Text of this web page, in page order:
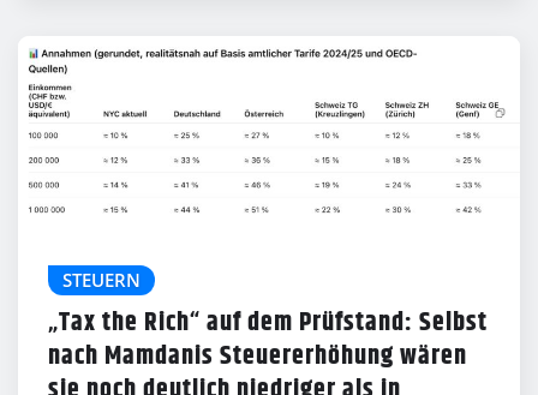
STEUERN
„Tax the Rich“ auf dem Prüfstand: Selbst
nach Mamdanis Steuererhöhung wären